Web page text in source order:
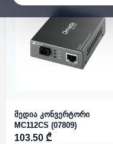
მედია კონვერტორი
MC112CS (07809)
103.50 ₾